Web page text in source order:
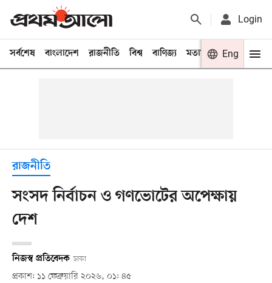
Login
সর্বশেষ বাংলাদেশ রাজনীতি বিশ্ব বাণিজ্য মতামত খেলা
Eng
রাজনীতি
সংসদ নির্বাচন ও গণভোটের অপেক্ষায়
দেশ
নিজস্ব প্রতিবেদক ঢাকা
প্রকাশ: ১১ ফেব্রুয়ারি ২০২৬, ০১: ৪৫